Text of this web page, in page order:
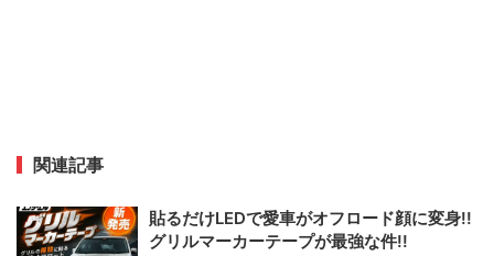
関連記事
貼るだけLEDで愛車がオフロード顔に変身!!
グリルマーカーテープが最強な件!!